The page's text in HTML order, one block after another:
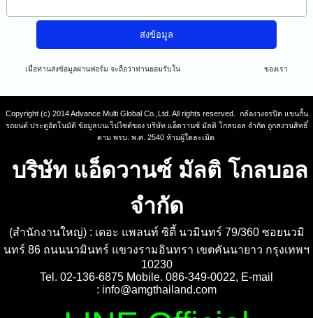
เมื่อท่านส่งข้อมูลผ่านฟอร์ม จะถือว่าท่านยอมรับในนโยบายความเป็นส่วนตัว ของเรา
Copyright (c) 2014 Advance Multi Global Co.,Ltd. All rights reserved. กล้องวงจรปิด แขนกั้น
รถยนต์ ประตูอัตโนมัติ ข้อมูลบนเว็ปไซต์ของ บริษัท แอ็ดวานซ์ มัลติ โกลบอล จำกัด ถูกสงวนสิทธิ์
ตาม พรบ. พ.ศ. 2540 ห้ามผู้ใดละเมิด
บริษัท แอ็ดวานซ์ มัลติ โกลบอล
จำกัด
(สำนักงานใหญ่) : เดอะ แพลนท์ ซิตี้ นวมินทร์ 79/360 ซอยนวมิ
นทร์ 86 ถนนนวมินทร์ แขวงรามอินทรา เขตคันนายาว กรุงเทพฯ
10230
Tel. 02-136-6875 Mobile. 086-349-0022, E-mail
: info@amgthailand.com